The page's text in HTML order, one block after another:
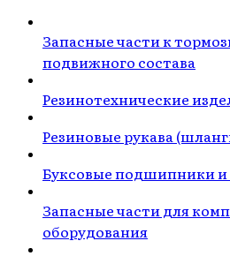
Запасные части к
подвижного состава
Резинотехнические
Резиновые рукава
Буксовые подшипники и
Запасные части для
оборудования